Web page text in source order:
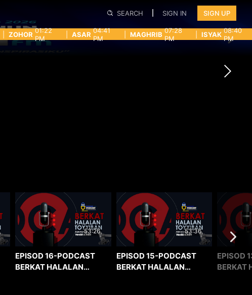
SEARCH SIGN IN SIGN UP
ZOHOR 01:22
PM
ASAR 04:41
PM
MAGHRIB 07:28
PM
ISYAK 08:40
PM
53:26
EPISOD 16-PODCAST
BERKAT HALALAN
53:36
EPISOD 15-PODCAST
BERKAT HALALAN
EPISOD
BERKAT